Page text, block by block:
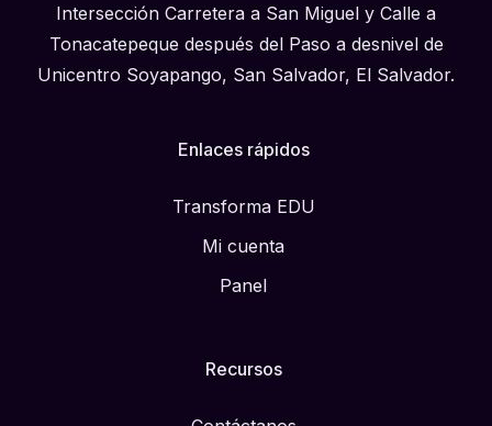
Intersección Carretera a San Miguel y Calle a
Tonacatepeque después del Paso a desnivel de
Unicentro Soyapango, San Salvador, El Salvador.
Enlaces rápidos
Transforma EDU
Mi cuenta
Panel
Recursos